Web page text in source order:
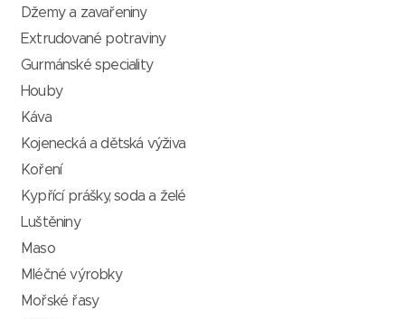
Džemy a zavařeniny
Extrudované potraviny
Gurmánské speciality
Houby
Káva
Kojenecká a dětská výživa
Koření
Kypřící prášky, soda a želé
Luštěniny
Maso
Mléčné výrobky
Mořské řasy